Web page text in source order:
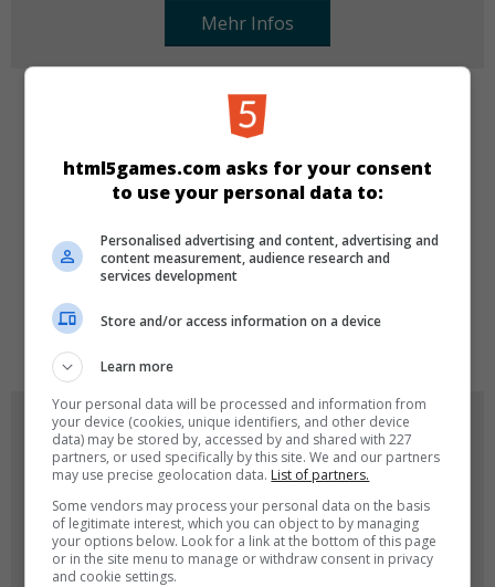
Mehr Infos
KATEGORIEN
Skill Karten
SPRACHEN
en
SPIEL-ICONS
html5games.com asks for your consent
to use your personal data to:
Personalised advertising and content, advertising and
content measurement, audience research and
services development
Store and/or access information on a device
Learn more
Your personal data will be processed and information from
your device (cookies, unique identifiers, and other device
data) may be stored by, accessed by and shared with 227
partners, or used specifically by this site. We and our partners
may use precise geolocation data. List of partners.
Some vendors may process your personal data on the basis
of legitimate interest, which you can object to by managing
your options below. Look for a link at the bottom of this page
or in the site menu to manage or withdraw consent in privacy
and cookie settings.